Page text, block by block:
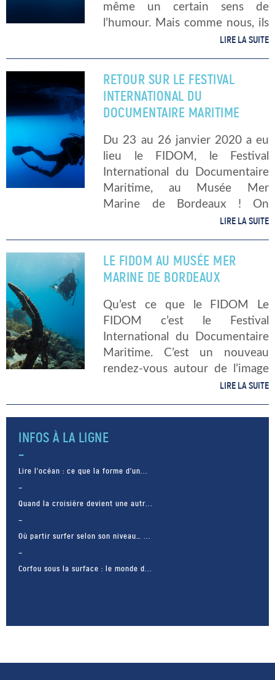
même un certain sens de
l’humour. Mais comme nous, ils
peuvent présenter une
images capturées pour un
documentaire montrent des […]
LIRE LA SUITE
RETOUR SUR LE FESTIVAL
INTERNATIONAL DU
DOCUMENTAIRE MARITIME
Du 23 au 26 janvier 2020 a eu
lieu le FIDOM, le Festival
International du Documentaire
Maritime, au Musée Mer
Marine de Bordeaux ! On
revient sur les temps fort de
exceptionnelles. Le premier
FIDOM […]
LIRE LA SUITE
LE FIDOM AU MUSÉE MER
MARINE DE BORDEAUX
Qu’est ce que le FIDOM Le
FIDOM c’est le Festival
International du Documentaire
Maritime. C’est un nouveau
rendez-vous autour de l’image
et de l’évasion maritime qui a
Cette année, le FIDOM largue
ses […]
LIRE LA SUITE
INFOS À LA LIGNE
Lire l’océan : ce que la forme d’un...
Quand la croisière devient une autr...
Où partir surfer selon son niveau… ...
Corfou sous la surface : le monde d...